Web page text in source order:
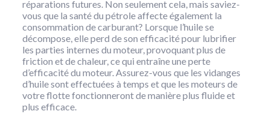
réparations futures. Non seulement cela, mais saviez-
vous que la santé du pétrole affecte également la
consommation de carburant? Lorsque l’huile se
décompose, elle perd de son efficacité pour lubrifier
les parties internes du moteur, provoquant plus de
friction et de chaleur, ce qui entraîne une perte
d’efficacité du moteur. Assurez-vous que les vidanges
d’huile sont effectuées à temps et que les moteurs de
votre flotte fonctionneront de manière plus fluide et
plus efficace.